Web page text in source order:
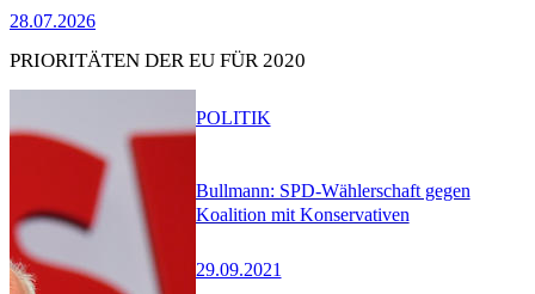
28.07.2026
PRIORITÄTEN DER EU FÜR 2020
Bullmann: SPD-Wählerschaft gegen
Koalition mit Konservativen
29.09.2021
POLITIK